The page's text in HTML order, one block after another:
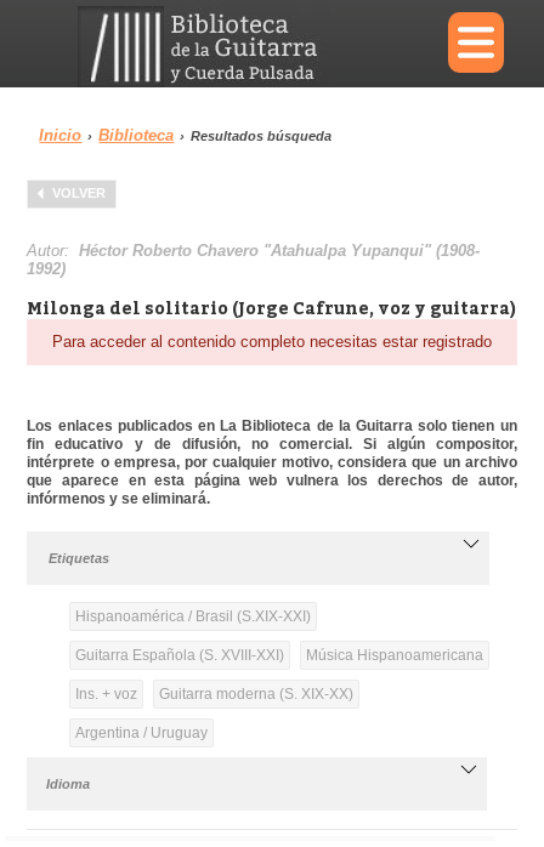
×
Menu
Biblioteca Diccionario
Área personal Reproductor
Inicio › Biblioteca › Resultados búsqueda
VOLVER
Autor:Héctor Roberto Chavero "Atahualpa Yupanqui" (1908-
1992)
Milonga del solitario (Jorge Cafrune, voz y guitarra)
Para acceder al contenido completo necesitas estar registrado
Los enlaces publicados en La Biblioteca de la Guitarra solo tienen un
fin educativo y de difusión, no comercial. Si algún compositor,
intérprete o empresa, por cualquier motivo, considera que un archivo
que aparece en esta página web vulnera los derechos de autor,
infórmenos y se eliminará.
Etiquetas
Hispanoamérica / Brasil (S.XIX-XXI)
Guitarra Española (S. XVIII-XXI) Música Hispanoamericana
Ins. + voz Guitarra moderna (S. XIX-XX)
Argentina / Uruguay
Idioma